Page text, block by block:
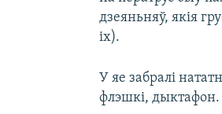
дзеяньняў, якія
іх).
У яе забралі
флэшкі, дыктафон.